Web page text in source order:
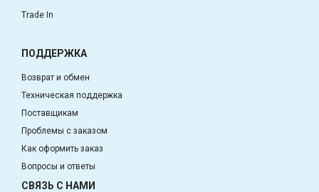
Trade In
ПОДДЕРЖКА
Возврат и обмен
Техническая поддержка
Поставщикам
Проблемы с заказом
Как оформить заказ
Вопросы и ответы
СВЯЗЬ С НАМИ